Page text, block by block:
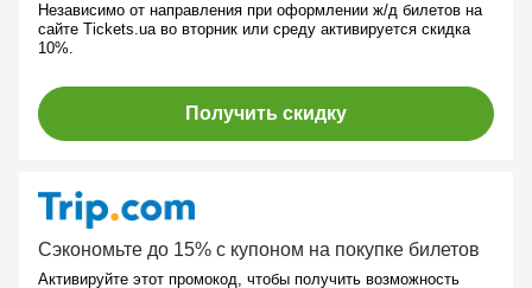
Независимо от направления при оформлении ж/д билетов на
сайте Tickets.ua во вторник или среду активируется скидка
10%.
Получить скидку
Сэкономьте до 15% с купоном на покупке билетов
Активируйте этот промокод, чтобы получить возможность